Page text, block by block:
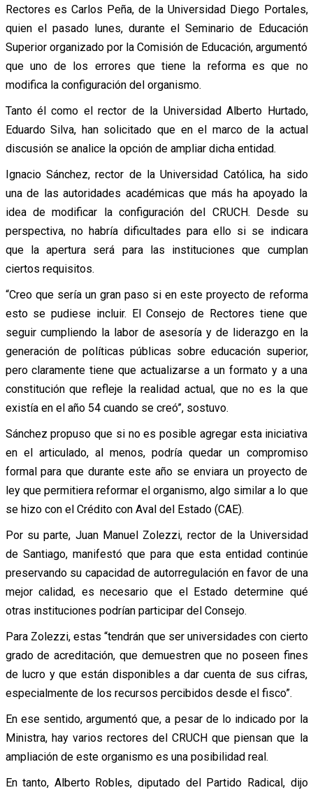
Rectores es Carlos Peña, de la Universidad Diego Portales,
quien el pasado lunes, durante el Seminario de Educación
Superior organizado por la Comisión de Educación, argumentó
que uno de los errores que tiene la reforma es que no
modifica la configuración del organismo.
Tanto él como el rector de la Universidad Alberto Hurtado,
Eduardo Silva, han solicitado que en el marco de la actual
discusión se analice la opción de ampliar dicha entidad.
Ignacio Sánchez, rector de la Universidad Católica, ha sido
una de las autoridades académicas que más ha apoyado la
idea de modificar la configuración del CRUCH. Desde su
perspectiva, no habría dificultades para ello si se indicara
que la apertura será para las instituciones que cumplan
ciertos requisitos.
“Creo que sería un gran paso si en este proyecto de reforma
esto se pudiese incluir. El Consejo de Rectores tiene que
seguir cumpliendo la labor de asesoría y de liderazgo en la
generación de políticas públicas sobre educación superior,
pero claramente tiene que actualizarse a un formato y a una
constitución que refleje la realidad actual, que no es la que
existía en el año 54 cuando se creó”, sostuvo.
Sánchez propuso que si no es posible agregar esta iniciativa
en el articulado, al menos, podría quedar un compromiso
formal para que durante este año se enviara un proyecto de
ley que permitiera reformar el organismo, algo similar a lo que
se hizo con el Crédito con Aval del Estado (CAE).
Por su parte, Juan Manuel Zolezzi, rector de la Universidad
de Santiago, manifestó que para que esta entidad continúe
preservando su capacidad de autorregulación en favor de una
mejor calidad, es necesario que el Estado determine qué
otras instituciones podrían participar del Consejo.
Para Zolezzi, estas “tendrán que ser universidades con cierto
grado de acreditación, que demuestren que no poseen fines
de lucro y que están disponibles a dar cuenta de sus cifras,
especialmente de los recursos percibidos desde el fisco”.
En ese sentido, argumentó que, a pesar de lo indicado por la
Ministra, hay varios rectores del CRUCH que piensan que la
ampliación de este organismo es una posibilidad real.
En tanto, Alberto Robles, diputado del Partido Radical, dijo